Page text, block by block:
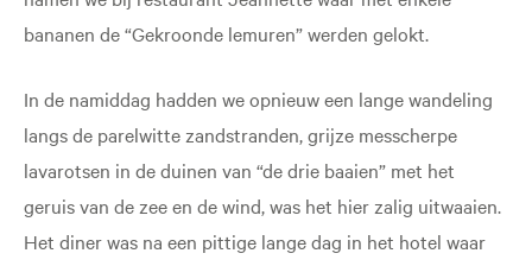
bananen de “Gekroonde lemuren” werden gelokt.
In de namiddag hadden we opnieuw een lange wandeling
langs de parelwitte zandstranden, grijze messcherpe
lavarotsen in de duinen van “de drie baaien” met het
geruis van de zee en de wind, was het hier zalig uitwaaien.
Het diner was na een pittige lange dag in het hotel waar